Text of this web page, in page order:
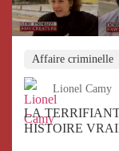
Affaire criminelle
Lionel Camy
LA
HISTOIRE